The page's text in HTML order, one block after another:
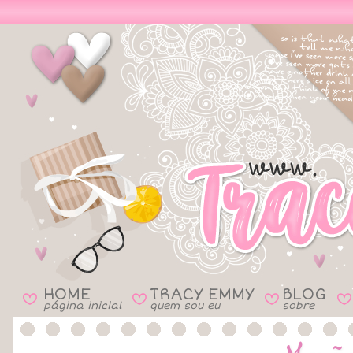
B HOME
página inicial B TRACY EMMY
quem sou eu B BLOG
sobre B